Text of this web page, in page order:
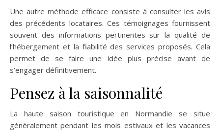
Une autre méthode efficace consiste à consulter les avis
des précédents locataires. Ces témoignages fournissent
souvent des informations pertinentes sur la qualité de
l’hébergement et la fiabilité des services proposés. Cela
permet de se faire une idée plus précise avant de
s’engager définitivement.
Pensez à la saisonnalité
La haute saison touristique en Normandie se situe
généralement pendant les mois estivaux et les vacances